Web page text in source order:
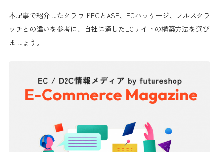
本記事で紹介したクラウドECとASP、ECパッケージ、フルスクラ
ッチとの違いを参考に、自社に適したECサイトの構築方法を選び
ましょう。